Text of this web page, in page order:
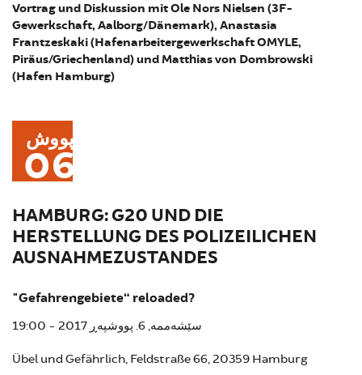
Vortrag und Diskussion mit Ole Nors Nielsen (3F-
Gewerkschaft, Aalborg/Dänemark), Anastasia
Frantzeskaki (Hafenarbeitergewerkschaft OMYLE,
Piräus/Griechenland) und Matthias von Dombrowski
(Hafen Hamburg)
پووش
06
HAMBURG: G20 UND DIE
HERSTELLUNG DES POLIZEILICHEN
AUSNAHMEZUSTANDES
"Gefahrengebiete“ reloaded?
سێشەممە, 6. پووشپەڕ 2017 - 19:00
Übel und Gefährlich, Feldstraße 66, 20359 Hamburg